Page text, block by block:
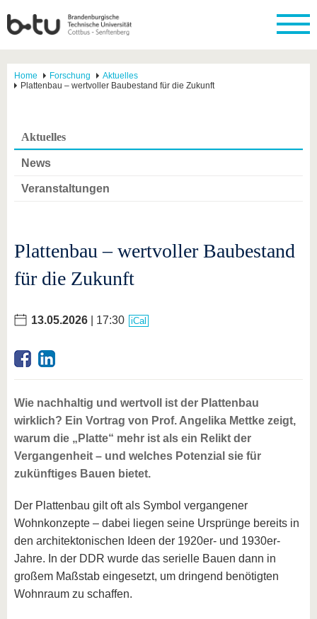
Home Forschung
Aktuelles
Plattenbau – wertvoller Baubestand für die Zukunft
Aktuelles
News
Veranstaltungen
Plattenbau – wertvoller Baubestand
für die Zukunft
13.05.2026 | 17:30 iCal
Wie nachhaltig und wertvoll ist der Plattenbau
wirklich? Ein Vortrag von Prof. Angelika Mettke zeigt,
warum die „Platte“ mehr ist als ein Relikt der
Vergangenheit – und welches Potenzial sie für
zukünftiges Bauen bietet.
Der Plattenbau gilt oft als Symbol vergangener
Wohnkonzepte – dabei liegen seine Ursprünge bereits in
den architektonischen Ideen der 1920er- und 1930er-
Jahre. In der DDR wurde das serielle Bauen dann in
großem Maßstab eingesetzt, um dringend benötigten
Wohnraum zu schaffen.